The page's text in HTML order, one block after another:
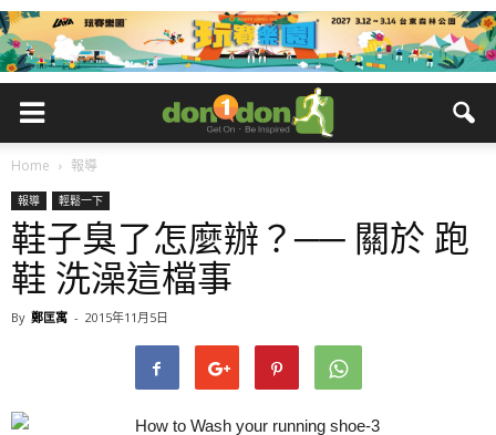
Home 報導
報導 輕鬆一下
鞋子臭了怎麼辦？── 關於 跑
鞋 洗澡這檔事
By 鄭匡寓 - 2015年11月5日